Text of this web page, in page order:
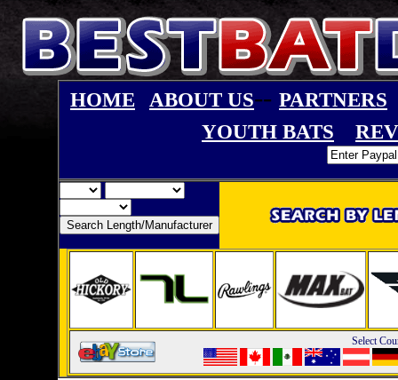
HOME ABOUT US-- PARTNERS
YOUTH BATS
Select